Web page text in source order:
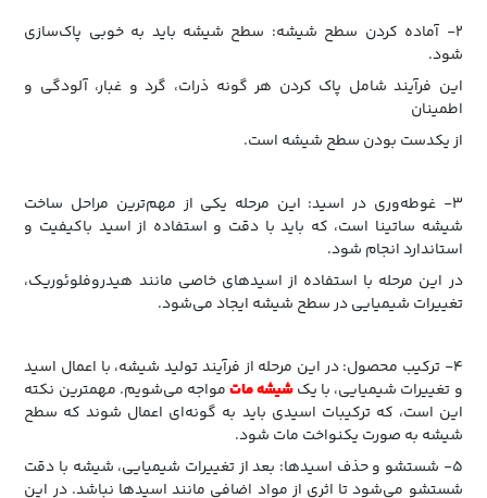
2- آماده‌ کردن سطح شیشه: سطح شیشه باید به خوبی پاک‌سازی
شود.
این فرآیند شامل پاک کردن هر گونه ذرات، گرد و غبار، آلودگی و
اطمینان
از یکدست بودن سطح شیشه است.
3- غوطه‌وری در اسید: این مرحله یکی از مهم‌ترین مراحل ساخت
شیشه ساتینا است، که باید با دقت و استفاده از اسید باکیفیت و
استاندارد انجام شود.
در این مرحله با استفاده از اسیدهای خاصی مانند هیدروفلوئوریک،
تغییرات شیمیایی در سطح شیشه ایجاد می‌شود.
4- ترکیب محصول: در این مرحله از فرآیند تولید شیشه، با اعمال اسید
و تغییرات شیمیایی، با یکشیشه ماتمواجه می‌شویم. مهمترین نکته
این است، که ترکیبات اسیدی باید به گونه‌ای اعمال شوند که سطح
شیشه به صورت یکنواخت مات شود.
5- شستشو و حذف اسیدها: بعد از تغییرات شیمیایی، شیشه با دقت
شستشو می‌شود تا اثری از مواد اضافی مانند اسیدها نباشد. در این